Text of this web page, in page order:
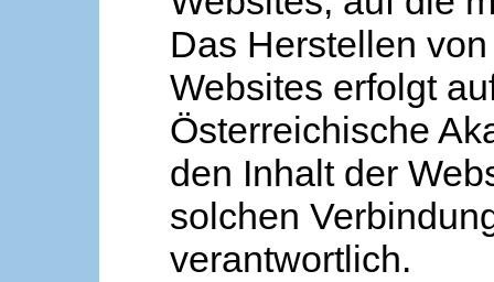
Das Herstellen
Websites erfolgt
Österreichische
den Inhalt der
solchen
verantwortlich.